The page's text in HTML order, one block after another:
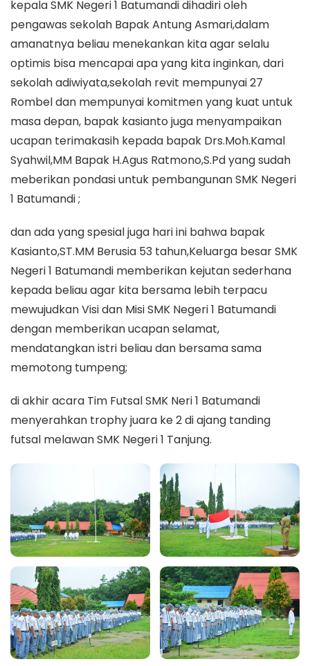
kepala SMK Negeri 1 Batumandi dihadiri oleh
pengawas sekolah Bapak Antung Asmari,dalam
amanatnya beliau menekankan kita agar selalu
optimis bisa mencapai apa yang kita inginkan, dari
sekolah adiwiyata,sekolah revit mempunyai 27
Rombel dan mempunyai komitmen yang kuat untuk
masa depan, bapak kasianto juga menyampaikan
ucapan terimakasih kepada bapak Drs.Moh.Kamal
Syahwil,MM Bapak H.Agus Ratmono,S.Pd yang sudah
meberikan pondasi untuk pembangunan SMK Negeri
1 Batumandi ;
dan ada yang spesial juga hari ini bahwa bapak
Kasianto,ST.MM Berusia 53 tahun,Keluarga besar SMK
Negeri 1 Batumandi memberikan kejutan sederhana
kepada beliau agar kita bersama lebih terpacu
mewujudkan Visi dan Misi SMK Negeri 1 Batumandi
dengan memberikan ucapan selamat,
mendatangkan istri beliau dan bersama sama
memotong tumpeng;
di akhir acara Tim Futsal SMK Neri 1 Batumandi
menyerahkan trophy juara ke 2 di ajang tanding
futsal melawan SMK Negeri 1 Tanjung.